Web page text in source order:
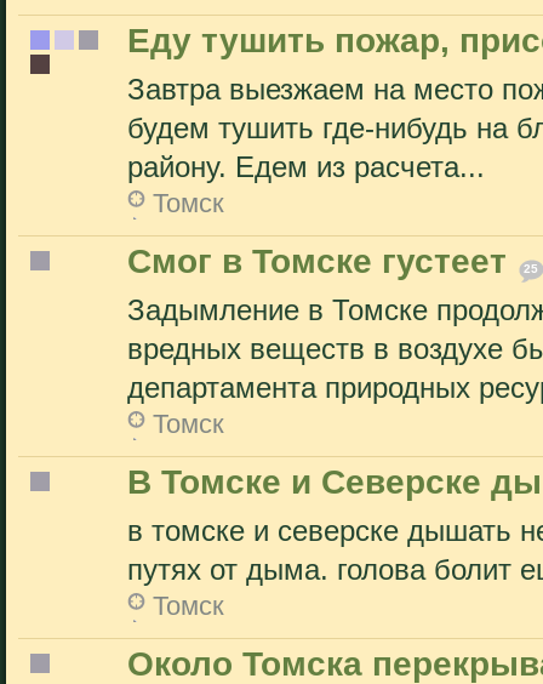
Еду тушить пожар,
Завтра выезжаем на место
будем тушить где-нибудь на
району. Едем из расчета...
Томск
Смог в Томске густеет 25
Задымление в Томске
вредных веществ в воздухе
департамента природных
Томск
В Томске и Северске
в томске и северске дышать
путях от дыма. голова болит
Томск
Около Томска